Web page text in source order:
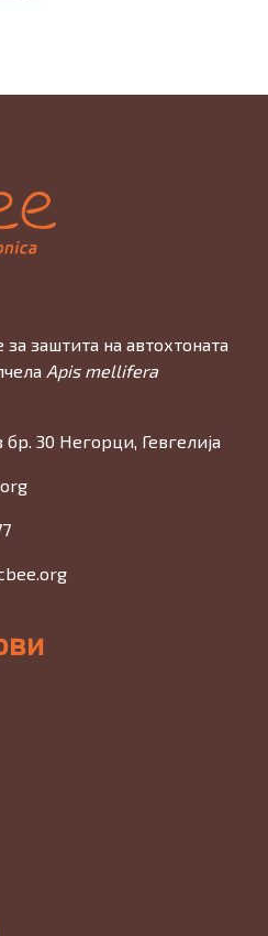
заштита на автохтоната
Apis mellifera
30 Негорци, Гевгелија